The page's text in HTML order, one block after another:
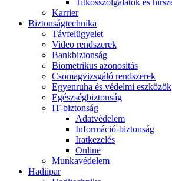
Titkosszolgálatok és
Karrier
Biztonságtechnika
Távfelügyelet
Video rendszerek
Bankbiztonság
Biometrikus azonosítás
Csomagvizsgáló rendszerek
Egyenruha és védelmi eszközök
Egészségbiztonság
IT-biztonság
Adatvédelem
Információ-biztonság
Iratkezelés
Online
Munkavédelem
Hadiipar